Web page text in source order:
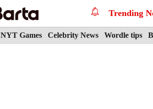
Trending
NYT Games Celebrity News Wordle tips